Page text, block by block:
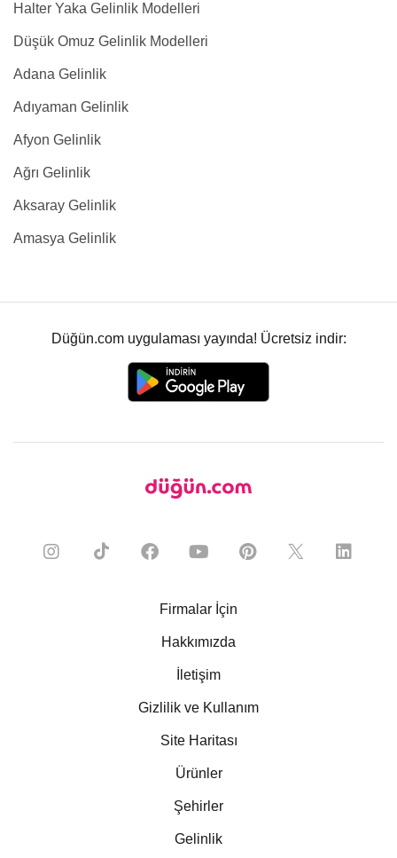
Halter Yaka Gelinlik Modelleri
Düşük Omuz Gelinlik Modelleri
Adana Gelinlik
Adıyaman Gelinlik
Afyon Gelinlik
Ağrı Gelinlik
Aksaray Gelinlik
Amasya Gelinlik
Düğün.com uygulaması yayında! Ücretsiz indir:
Firmalar İçin
Hakkımızda
İletişim
Gizlilik ve Kullanım
Site Haritası
Ürünler
Şehirler
Gelinlik